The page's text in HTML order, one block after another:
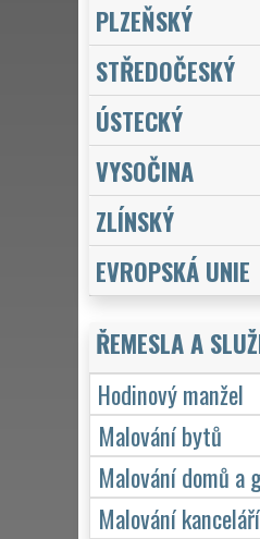
PLZEŇSKÝ
STŘEDOČESKÝ
ÚSTECKÝ
VYSOČINA
ZLÍNSKÝ
EVROPSKÁ UNIE
ŘEMESLA A
Hodinový manžel
Malování bytů
Malování domů a
Malování kanceláří